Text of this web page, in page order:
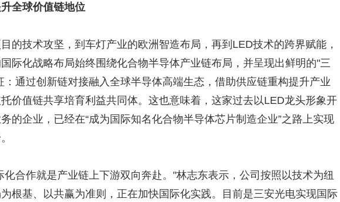
全球价值链地位
的技术攻坚，到车灯产业的欧洲智造布局，再到LED技术的跨界赋能，
际化战略布局始终围绕化合物半导体产业链布局，并呈现出鲜明的"三
：通过创新链对接融入全球半导体高端生态，借助供应链重构提升产业
价值链共享培育利益共同体。这也意味着，这家过去以LED龙头形象开
的企业，已经在“成为国际知名化合物半导体芯片制造企业”之路上实现
化合作就是产业链上下游双向奔赴。"林志东表示，公司按照以技术为纽
根基、以共赢为准则，正在加快国际化实践。目前是三安光电实现国际